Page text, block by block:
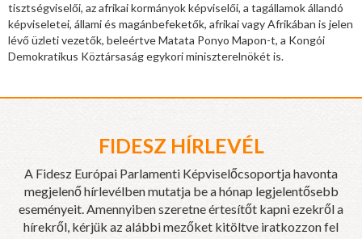
tisztségviselői, az afrikai kormányok képviselői, a tagállamok állandó
képviseletei, állami és magánbefeketők, afrikai vagy Afrikában is jelen
lévő üzleti vezetők, beleértve Matata Ponyo Mapon-t, a Kongói
Demokratikus Köztársaság egykori miniszterelnökét is.
FIDESZ HÍRLEVÉL
A Fidesz Európai Parlamenti Képviselőcsoportja havonta
megjelenő hírlevélben mutatja be a hónap legjelentősebb
eseményeit. Amennyiben szeretne értesítőt kapni ezekről a
hírekről, kérjük az alábbi mezőket kitöltve iratkozzon fel